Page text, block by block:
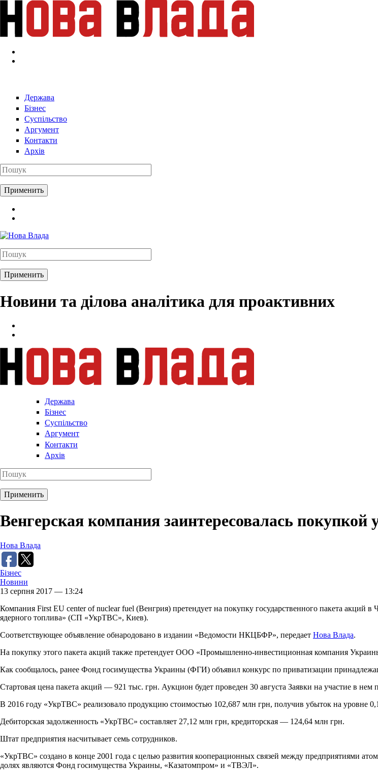
Перейти к основному содержанию
Держава
Бізнес
Суспільство
Аргумент
Контакти
Архів
Новини та ділова аналітика для проактивних
Держава
Бізнес
Суспільство
Аргумент
Контакти
Архів
Венгерская компания заинтересовалась
Нова Влада
Бізнес
Новини
13 серпня 2017 — 13:24
Компания First EU center of nuclear fuel (Венгрия) претендует на покупку государственного пакета акций
ядерного топлива» (СП «УкрТВС», Киев).
Соответствующее объявление обнародовано в издании «Ведомости НКЦБФР», передает Нова Влада.
На покупку этого пакета акций также претендует ООО «Промышленно-инвестиционная компания
Как сообщалось, ранее Фонд госимущества Украины (ФГИ) объявил конкурс по приватизации
Стартовая цена пакета акций — 921 тыс. грн. Аукцион будет проведен 30 августа Заявки на участие в нем
В 2016 году «УкрТВС» реализовало продукцию стоимостью 102,687 млн грн, получив убыток на уровне
Дебиторская задолженность «УкрТВС» составляет 27,12 млн грн, кредиторская — 124,64 млн грн.
Штат предприятия насчитывает семь сотрудников.
«УкрТВС» создано в конце 2001 года с целью развития кооперационных связей между предприятиями
долях являются Фонд госимущества Украины, «Казатомпром» и «ТВЭЛ».